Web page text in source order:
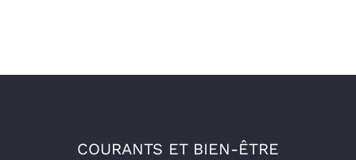
COURANTS ET BIEN-ÊTRE